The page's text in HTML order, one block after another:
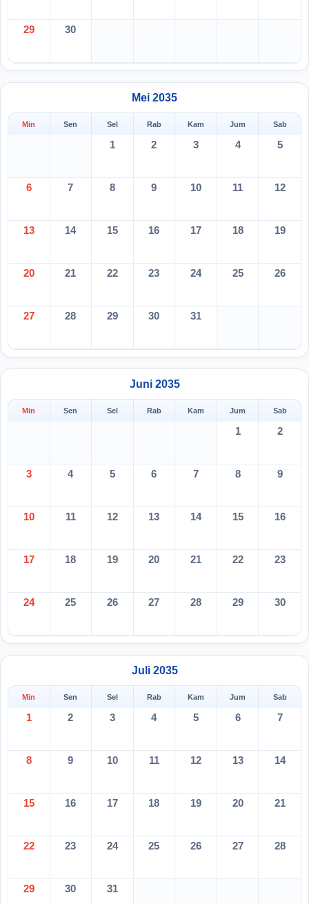
29 30
Mei 2035
Min Sen Sel Rab Kam Jum Sab
1 2 3 4 5
6 7 8 9 10 11 12
13 14 15 16 17 18 19
20 21 22 23 24 25 26
27 28 29 30 31
Juni 2035
Min Sen Sel Rab Kam Jum Sab
1 2
3 4 5 6 7 8 9
10 11 12 13 14 15 16
17 18 19 20 21 22 23
24 25 26 27 28 29 30
Juli 2035
Min Sen Sel Rab Kam Jum Sab
1 2 3 4 5 6 7
8 9 10 11 12 13 14
15 16 17 18 19 20 21
22 23 24 25 26 27 28
29 30 31